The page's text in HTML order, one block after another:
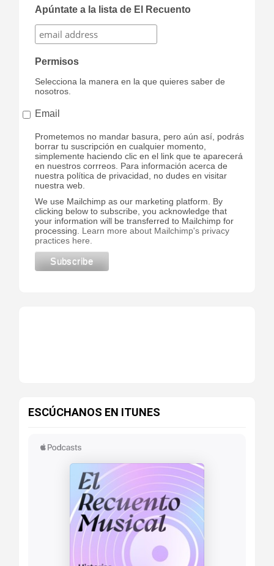
Apúntate a la lista de El Recuento
Permisos
Selecciona la manera en la que quieres saber de
nosotros.
Email
Prometemos no mandar basura, pero aún así, podrás
borrar tu suscripción en cualquier momento,
simplemente haciendo clic en el link que te aparecerá
en nuestros corrreos. Para información acerca de
nuestra política de privacidad, no dudes en visitar
nuestra web.
We use Mailchimp as our marketing platform. By
clicking below to subscribe, you acknowledge that
your information will be transferred to Mailchimp for
processing. Learn more about Mailchimp's privacy
practices here.
ESCÚCHANOS EN ITUNES